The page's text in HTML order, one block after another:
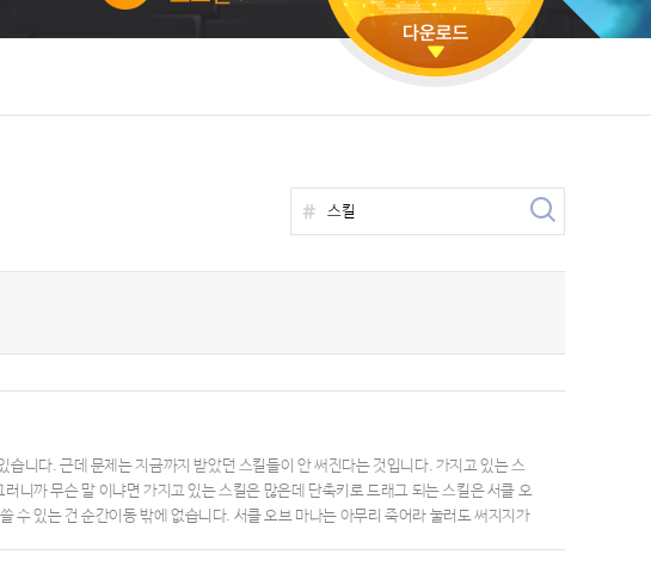
니다. 근데 문제는 지금까지 받았던 스킬들이 안 써진다는 것입니다. 가지고 있는 스
니까 무슨 말 이냐면 가지고 있는 스킬은 많은데 단축키로 드래그 되는 스킬은 서클 오
있는 건 순간이동 밖에 없습니다. 서클 오브 마나는 아무리 죽어라 눌러도 써지지가